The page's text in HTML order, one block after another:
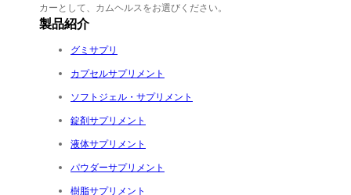
カーとして、カムヘルスをお選びください。
製品紹介
グミサプリ
カプセルサプリメント
ソフトジェル・サプリメント
錠剤サプリメント
液体サプリメント
パウダーサプリメント
樹脂サプリメント